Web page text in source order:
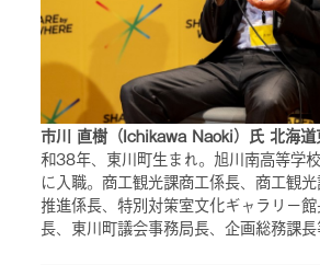
市川 直樹（Ichikawa Naoki）氏 北海道
和38年、東川町生まれ。旭川南高等学
に入職。商工観光課商工係長、商工観
推進係長、特別対策室文化ギャラリー
長、東川町議会事務局長、企画総務課長